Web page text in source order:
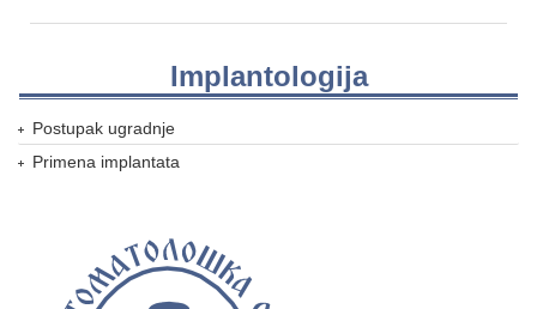
Implantologija
Postupak ugradnje
Primena implantata